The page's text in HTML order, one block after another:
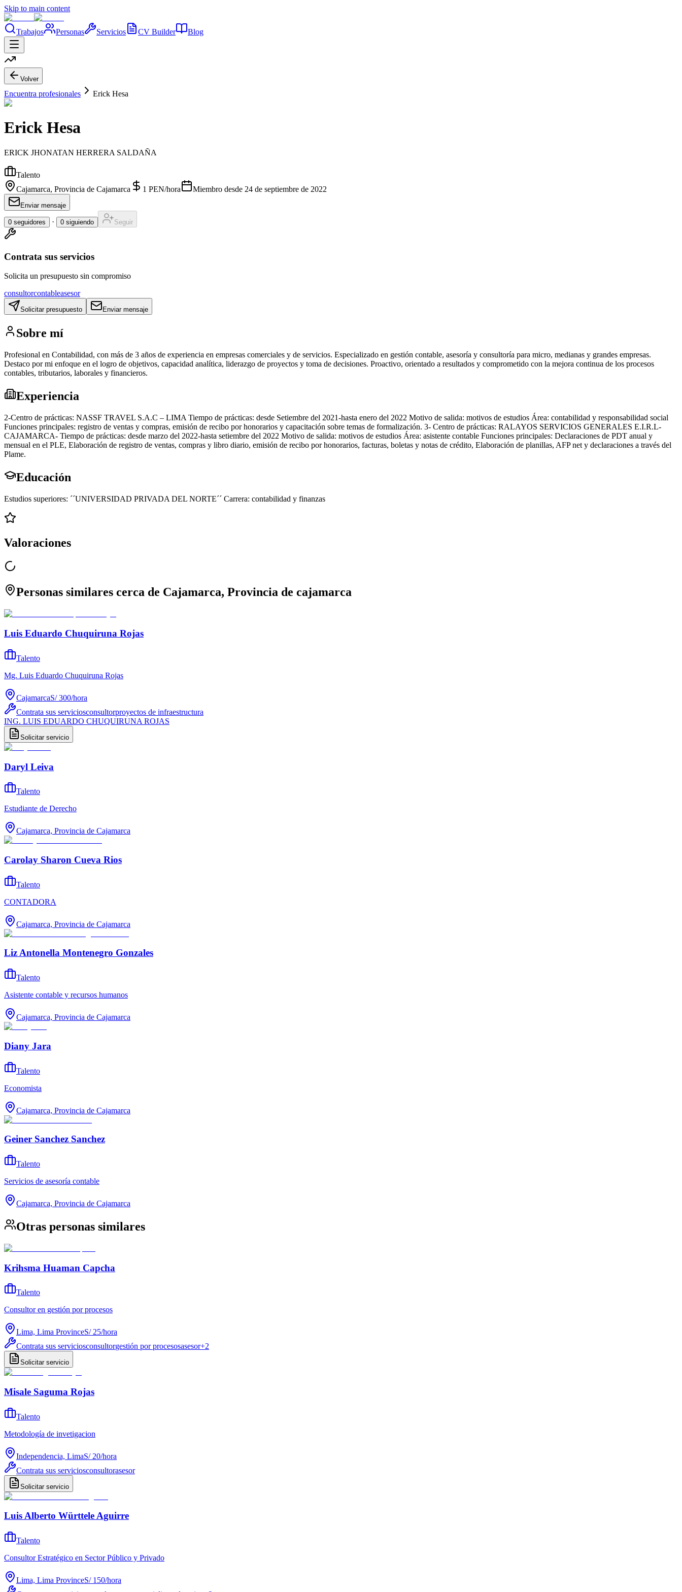
Skip to main content
Trabajos Personas Servicios CV Builder Blog
Volver
Encuentra profesionales Erick Hesa
Erick Hesa
ERICK JHONATAN HERRERA SALDAÑA
Talento
Cajamarca, Provincia de Cajamarca
1 PEN/hora Miembro desde 24 de septiembre de 2022
Enviar mensaje
0 seguidores · 0 siguiendo Seguir
Contrata sus servicios
Solicita un presupuesto sin compromiso
consultorcontableasesor
Solicitar presupuesto Enviar mensaje
Sobre mí
Profesional en Contabilidad, con más de 3 años de experiencia en empresas comerciales y de servicios. Especializado en gestión contable, asesoría y consultoría para micro, medianas y grandes empresas.
Destaco por mi enfoque en el logro de objetivos, capacidad analítica, liderazgo de proyectos y toma de decisiones. Proactivo, orientado a resultados y comprometido con la mejora continua de los procesos
contables, tributarios, laborales y financieros.
Experiencia
2-Centro de prácticas: NASSF TRAVEL S.A.C – LIMA Tiempo de prácticas: desde Setiembre del 2021-hasta enero del 2022 Motivo de salida: motivos de estudios Área: contabilidad y responsabilidad social
Funciones principales: registro de ventas y compras, emisión de recibo por honorarios y capacitación sobre temas de formalización. 3- Centro de prácticas: RALAYOS SERVICIOS GENERALES E.I.R.L-
CAJAMARCA- Tiempo de prácticas: desde marzo del 2022-hasta setiembre del 2022 Motivo de salida: motivos de estudios Área: asistente contable Funciones principales: Declaraciones de PDT anual y
mensual en el PLE, Elaboración de registro de ventas, compras y libro diario, emisión de recibo por honorarios, facturas, boletas y notas de crédito, Elaboración de planillas, AFP net y declaraciones a través del
Plame.
Educación
Estudios superiores: ´´UNIVERSIDAD PRIVADA DEL NORTE´´ Carrera: contabilidad y finanzas
Valoraciones
Personas similares cerca de Cajamarca, Provincia de cajamarca
Luis Eduardo Chuquiruna Rojas
Talento
Mg. Luis Eduardo Chuquiruna Rojas
CajamarcaS/ 300/hora
Contrata sus serviciosconsultorproyectos de infraestructura
ING. LUIS EDUARDO CHUQUIRUNA ROJAS
Solicitar servicio
Daryl Leiva
Talento
Estudiante de Derecho
Cajamarca, Provincia de Cajamarca
Carolay Sharon Cueva Rios
Talento
CONTADORA
Cajamarca, Provincia de Cajamarca
Liz Antonella Montenegro Gonzales
Talento
Asistente contable y recursos humanos
Cajamarca, Provincia de Cajamarca
Diany Jara
Talento
Economista
Cajamarca, Provincia de Cajamarca
Geiner Sanchez Sanchez
Talento
Servicios de asesoría contable
Cajamarca, Provincia de Cajamarca
Otras personas similares
Krihsma Huaman Capcha
Talento
Consultor en gestión por procesos
Lima, Lima ProvinceS/ 25/hora
Contrata sus serviciosconsultorgestión por procesosasesor+2
Solicitar servicio
Misale Saguma Rojas
Talento
Metodología de invetigacion
Independencia, LimaS/ 20/hora
Contrata sus serviciosconsultorasesor
Solicitar servicio
Luis Alberto Württele Aguirre
Talento
Consultor Estratégico en Sector Público y Privado
Lima, Lima ProvinceS/ 150/hora